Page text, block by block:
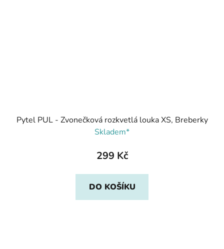
Pytel PUL - Zvonečková rozkvetlá louka XS, Breberky
Skladem*
299 Kč
DO KOŠÍKU